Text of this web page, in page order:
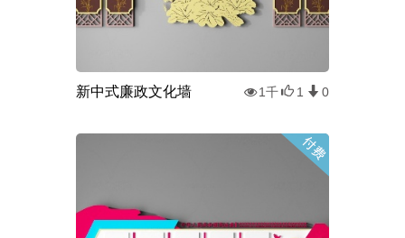
新中式廉政文化墙 1千 1 0